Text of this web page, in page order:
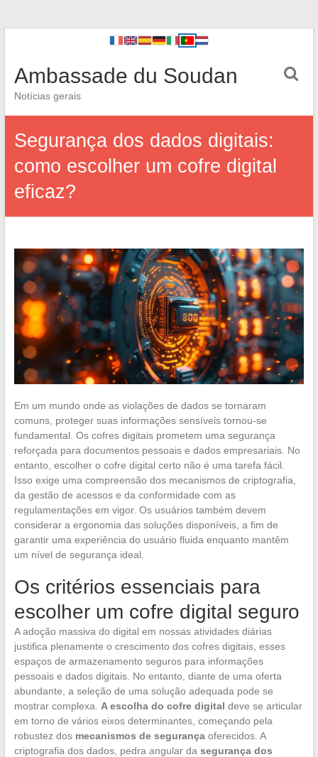
Ambassade du Soudan
Notícias gerais
Segurança dos dados digitais:
como escolher um cofre digital
eficaz?
Em um mundo onde as violações de dados se tornaram
comuns, proteger suas informações sensíveis tornou-se
fundamental. Os cofres digitais prometem uma segurança
reforçada para documentos pessoais e dados empresariais. No
entanto, escolher o cofre digital certo não é uma tarefa fácil.
Isso exige uma compreensão dos mecanismos de criptografia,
da gestão de acessos e da conformidade com as
regulamentações em vigor. Os usuários também devem
considerar a ergonomia das soluções disponíveis, a fim de
garantir uma experiência do usuário fluida enquanto mantêm
um nível de segurança ideal.
Os critérios essenciais para
escolher um cofre digital seguro
A adoção massiva do digital em nossas atividades diárias
justifica plenamente o crescimento dos cofres digitais, esses
espaços de armazenamento seguros para informações
pessoais e dados digitais. No entanto, diante de uma oferta
abundante, a seleção de uma solução adequada pode se
mostrar complexa. A escolha do cofre digital deve se articular
em torno de vários eixos determinantes, começando pela
robustez dos mecanismos de segurançaoferecidos. A
criptografia dos dados, pedra angular da segurança dos